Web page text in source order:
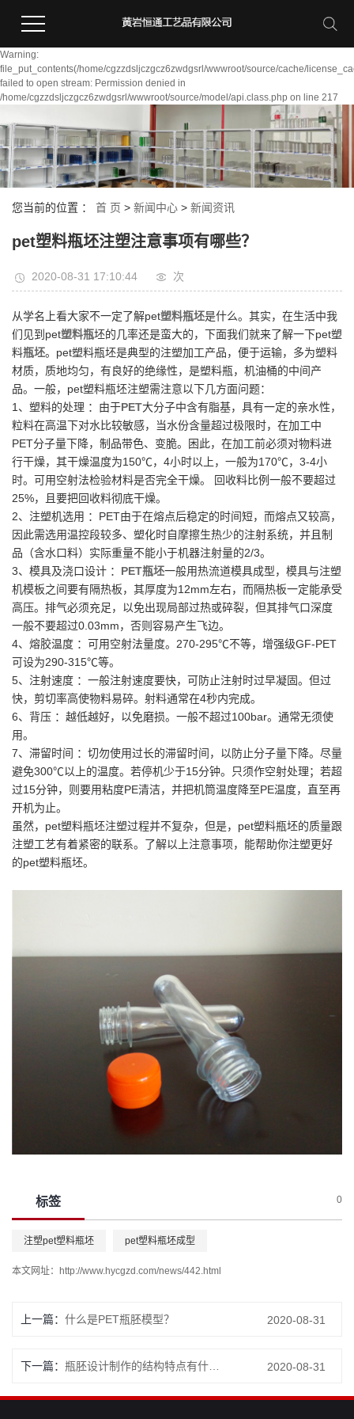
Warning:
file_put_contents(/home/cgzzdsljczgcz6zwdgsrl/wwwroot/source/cache/
failed to open stream: Permission denied in
/home/cgzzdsljczgcz6zwdgsrl/wwwroot/source/model/api.class.php on line 217
您当前的位置 ： 首 页 > 新闻中心 > 新闻资讯
pet塑料瓶坯注塑注意事项有哪些？
2020-08-31 17:10:44 次
从学名上看大家不一定了解pet塑料瓶坯是什么。其实，在生活中我
们见到pet塑料瓶坯的几率还是蛮大的，下面我们就来了解一下pet塑
料瓶坯。pet塑料瓶坯是典型的注塑加工产品，便于运输，多为塑料
材质，质地均匀，有良好的绝缘性，是塑料瓶，机油桶的中间产
品。一般，pet塑料瓶坯注塑需注意以下几方面问题：
1、塑料的处理 ：由于PET大分子中含有脂基，具有一定的亲水性，
粒料在高温下对水比较敏感，当水份含量超过极限时，在加工中
PET分子量下降，制品带色、变脆。困此，在加工前必须对物料进
行干燥，其干燥温度为150℃，4小时以上，一般为170℃，3-4小
时。可用空射法检验材料是否完全干燥。 回收料比例一般不要超过
25%，且要把回收料彻底干燥。
2、注塑机选用 ：PET由于在熔点后稳定的时间短，而熔点又较高，
因此需选用温控段较多、塑化时自摩擦生热少的注射系统，并且制
品（含水口料）实际重量不能小于机器注射量的2/3。
3、模具及浇口设计 ： PET瓶坯一般用热流道模具成型，模具与注塑
机模板之间要有隔热板，其厚度为12mm左右，而隔热板一定能承受
高压。排气必须充足，以免出现局部过热或碎裂，但其排气口深度
一般不要超过0.03mm，否则容易产生飞边。
4、熔胶温度 ：可用空射法量度。270-295℃不等，增强级GF-PET
可设为290-315℃等。
5、注射速度 ：一般注射速度要快，可防止注射时过早凝固。但过
快，剪切率高使物料易碎。射料通常在4秒内完成。
6、背压 ：越低越好，以免磨损。一般不超过100bar。通常无须使
用。
7、滞留时间 ：切勿使用过长的滞留时间，以防止分子量下降。尽量
避免300℃以上的温度。若停机少于15分钟。只须作空射处理；若超
过15分钟，则要用粘度PE清洁，并把机筒温度降至PE温度，直至再
开机为止。
虽然，pet塑料瓶坯注塑过程并不复杂，但是，pet塑料瓶坯的质量跟
注塑工艺有着紧密的联系。了解以上注意事项，能帮助你注塑更好
的pet塑料瓶坯。
标签 0
注塑pet塑料瓶坯 pet塑料瓶坯成型
本文网址： http://www.hycgzd.com/news/442.html
上一篇： 什么是PET瓶胚模型？ 2020-08-31
下一篇： 瓶胚设计制作的结构特点有什么？ 2020-08-31